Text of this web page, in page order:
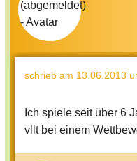
schrieb am 13.06.2013
Ich spiele seit über 6
vllt bei einem